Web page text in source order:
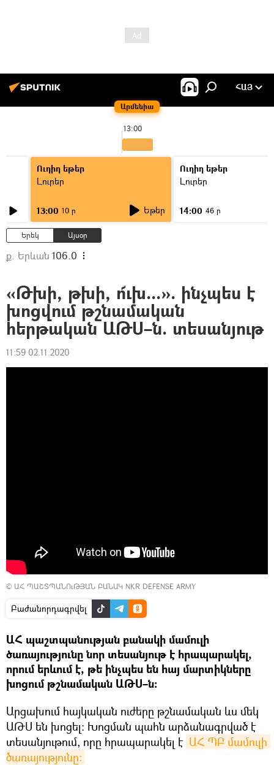
Արմենիա
ՀԱՅ
13:00
Ուղիղ եթեր
Լուրեր
13:00 10 ր Եթեր
Ուղիղ եթեր
Լուրեր
14:00 46 ր
Երեկ Այսօր
ք. Երևան 106.0
«Թխի, թխի, ո՜ւխ...». ինչպես է
խոցվում թշնամական
հերթական ԱԹՍ–ն. տեսանյութ
11:59 02.11.2020
© ԱՀ ՊԱՇՏՊԱՆՈւԹՅԱՆ ԲԱՆԱԿ NKR DEFENSE ARMY
Բաժանորդագրվել
ԱՀ պաշտպանության բանակի մամուլի
ծառայությունը նոր տեսանյութ է հրապարակել,
որում երևում է, թե ինչպես են հայ մարտիկները
խոցում թշնամական ԱԹՍ–ն։
Արցախում հայկական ուժերը թշնամական ևս մեկ
ԱԹՍ են խոցել։ Խոցման պահն արձանագրված է
տեսանյութում, որը հրապարակել է ԱՀ ՊԲ մամուլի
ծառայությունը։